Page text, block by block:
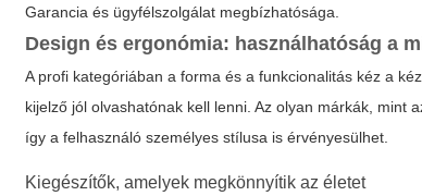
Garancia és ügyfélszolgálat megbízhatósága.
Design és ergonómia: használhatóság a
A profi kategóriában a forma és a funkcionalitás kéz a
kijelző jól olvashatónak kell lenni. Az olyan márkák, mint
így a felhasználó személyes stílusa is érvényesülhet.
Kiegészítők, amelyek megkönnyítik az életet